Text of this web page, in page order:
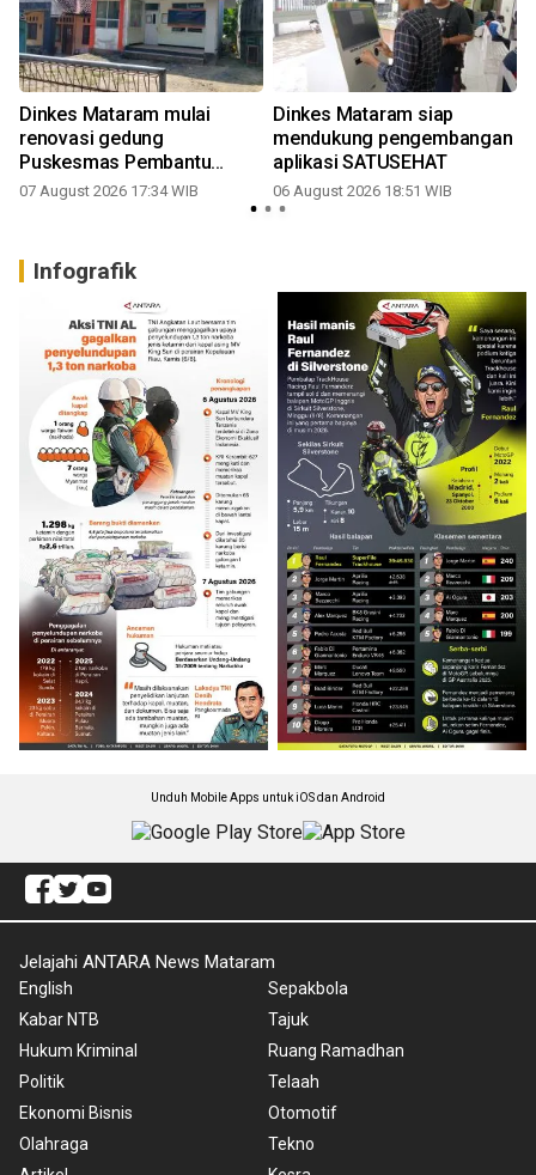
Dinkes Mataram mulai
renovasi gedung
Puskesmas Pembantu
Monjok
07 August 2026 17:34 WIB
Dinkes Mataram siap
mendukung pengembangan
aplikasi SATUSEHAT
06 August 2026 18:51 WIB
Infografik
Unduh Mobile Apps untuk iOS dan Android
Jelajahi ANTARA News Mataram
English
Kabar NTB
Hukum Kriminal
Politik
Ekonomi Bisnis
Olahraga
Sepakbola
Tajuk
Ruang Ramadhan
Telaah
Otomotif
Tekno